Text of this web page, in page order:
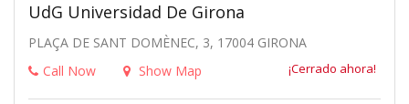
UdG Universidad De Girona
PLAÇA DE SANT DOMÈNEC, 3, 17004 GIRONA
Call Now
Show Map ¡Cerrado ahora!